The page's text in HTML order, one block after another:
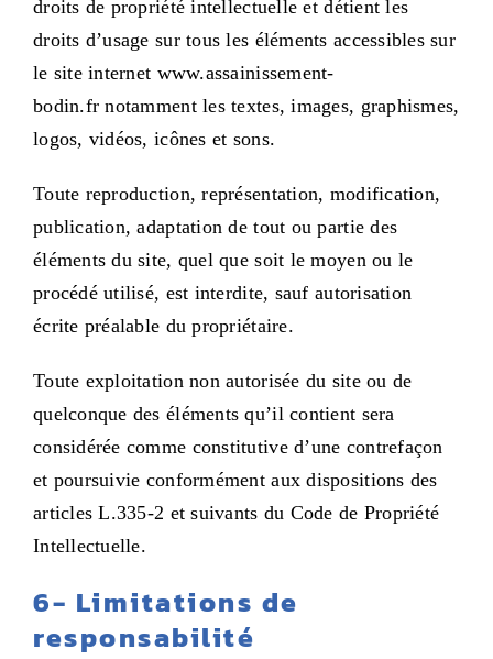
droits de propriété intellectuelle et détient les
droits d’usage sur tous les éléments accessibles sur
le site internet www.assainissement-
bodin.fr notamment les textes, images, graphismes,
logos, vidéos, icônes et sons.
Toute reproduction, représentation, modification,
publication, adaptation de tout ou partie des
éléments du site, quel que soit le moyen ou le
procédé utilisé, est interdite, sauf autorisation
écrite préalable du propriétaire.
Toute exploitation non autorisée du site ou de
quelconque des éléments qu’il contient sera
considérée comme constitutive d’une contrefaçon
et poursuivie conformément aux dispositions des
articles L.335-2 et suivants du Code de Propriété
Intellectuelle.
6- Limitations de
responsabilité